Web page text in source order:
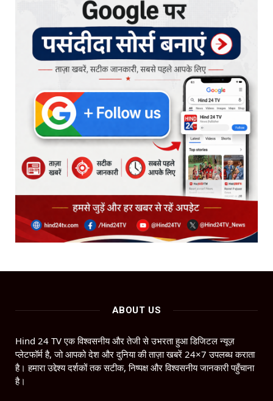
ABOUT US
Hind 24 TV एक विश्वसनीय और तेजी से उभरता हुआ डिजिटल न्यूज़
प्लेटफॉर्म है, जो आपको देश और दुनिया की ताज़ा खबरें 24×7 उपलब्ध कराता
है। हमारा उद्देश्य दर्शकों तक सटीक, निष्पक्ष और विश्वसनीय जानकारी पहुँचाना
है।